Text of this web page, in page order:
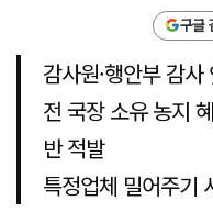
구글
감사원·행안부 감사
전 국장 소유 농지
반 적발
특정업체 밀어주기